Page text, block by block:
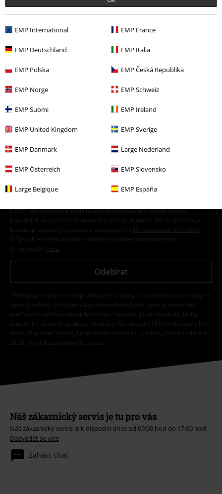
EMP International EMP France
EMP Deutschland EMP Italia
EMP Polska EMP Česká Republika
EMP Norge EMP Schweiz
EMP Suomi EMP Ireland
EMP United Kingdom EMP Sverige
EMP Danmark Large Nederland
EMP Österreich EMP Slovensko
Large Belgique EMP España
Merch kapel Top Bands Unantastbar
Merch kapel Žánr Rock
Merch kapel Média
Výprodej % Média
E-Mail Newsletter
teď!Více
E.M.P. Merchandising mbH může zpracovávat mé osobní údaje a
pravidelně mi posílat informace o svých produktech. Mé osobní údaje
budou zpracovány v souladu s ustanoveními
Ochrana osobních údajů
Můj souhlas mohu kdykoliv odvolat na odhlašovací odkaz/link.
Unsubscribe here
Odebírat
*Platí pouze online a kód je platný jen 4 týdny. Nelze kombinovat s jinými
slevovými kódy. Po vložení a potvrzení kódu bude sleva automaticky
odečtena z vašeho nákupního košíku. Nevztahuje se na média, knihy,
vstupenky, dárkové poukazy, produkty: Rammstein, (Till) Lindemann, Die
Ärzte, Die Toten Hosen, Feine Sahne Fischfilet, Broilers, Böhse Onkelz a
zboží, jehož koupí podpoříte nadaci.
Náš zákaznický servis je tu pro vás
Náš zákaznický servis je k dispozici dnes od 09:00 hod do 17:00 hod.
Dozvědět se více
Zahájit chat